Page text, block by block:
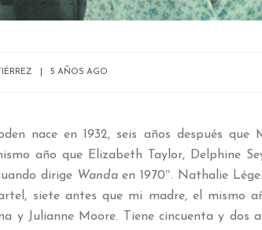
5 AÑOS AGO
nace en 1932, seis años después
año que Elizabeth Taylor, Delphine
dirige Wandaen 1970″. Nathalie
siete antes que mi madre, el mismo
y Julianne Moore. Tiene cincuenta y dos